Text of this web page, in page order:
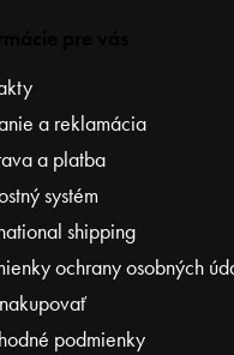
a reklamácia
a platba
systém
shipping
ochrany osobných
podmienky